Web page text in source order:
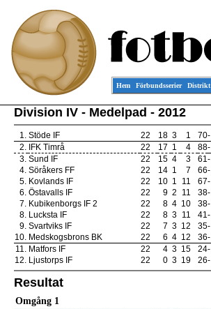
Hem Förbundsserier Distrikt
Division IV - Medelpad - 2012
1. Stöde IF 22 18 3 1 70-
2. IFK Timrå 22 17 1 4 88-
3. Sund IF 22 15 4 3 61-
4. Söråkers FF 22 14 1 7 66-
5. Kovlands IF 22 10 1 11 67-
6. Östavalls IF 22 9 2 11 38-
7. Kubikenborgs IF 2 22 8 4 10 38-
8. Lucksta IF 22 8 3 11 41-
9. Svartviks IF 22 7 3 12 35-
10. Medskogsbrons BK 22 6 4 12 36-
11. Matfors IF 22 4 3 15 24-
12. Ljustorps IF 22 0 3 19 26-
Resultat
Omgång 1